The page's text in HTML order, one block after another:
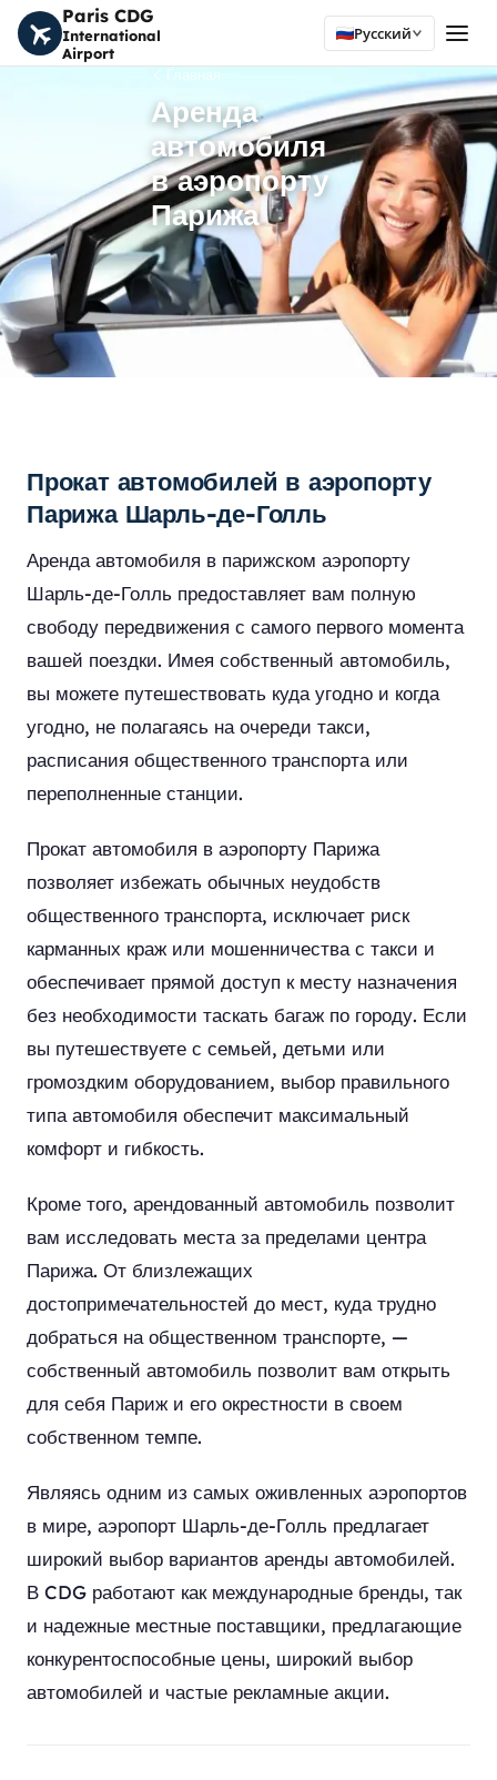
Paris CDG
International
Airport
Русский
Главная
Аренда
автомобиля
в аэропорту
Парижа
Прокат автомобилей в аэропорту
Парижа Шарль-де-Голль
Аренда автомобиля в парижском аэропорту
Шарль-де-Голль предоставляет вам полную
свободу передвижения с самого первого момента
вашей поездки. Имея собственный автомобиль,
вы можете путешествовать куда угодно и когда
угодно, не полагаясь на очереди такси,
расписания общественного транспорта или
переполненные станции.
Прокат автомобиля в аэропорту Парижа
позволяет избежать обычных неудобств
общественного транспорта, исключает риск
карманных краж или мошенничества с такси и
обеспечивает прямой доступ к месту назначения
без необходимости таскать багаж по городу. Если
вы путешествуете с семьей, детьми или
громоздким оборудованием, выбор правильного
типа автомобиля обеспечит максимальный
комфорт и гибкость.
Кроме того, арендованный автомобиль позволит
вам исследовать места за пределами центра
Парижа. От близлежащих
достопримечательностей до мест, куда трудно
добраться на общественном транспорте, —
собственный автомобиль позволит вам открыть
для себя Париж и его окрестности в своем
собственном темпе.
Являясь одним из самых оживленных аэропортов
в мире, аэропорт Шарль-де-Голль предлагает
широкий выбор вариантов аренды автомобилей.
В CDG работают как международные бренды, так
и надежные местные поставщики, предлагающие
конкурентоспособные цены, широкий выбор
автомобилей и частые рекламные акции.